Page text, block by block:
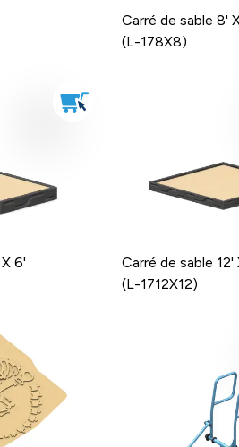
Carré de sable 8'
(L-178X8)
6'
Carré de sable 12'
(L-1712X12)